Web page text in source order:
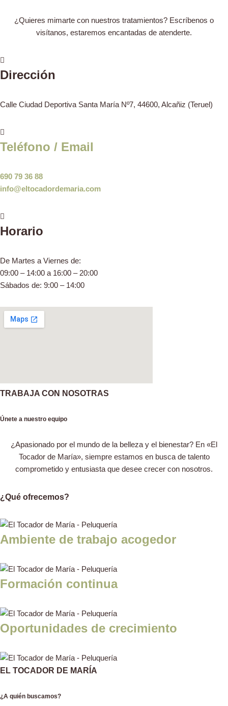
¿Quieres mimarte con nuestros tratamientos? Escríbenos o
visítanos, estaremos encantadas de atenderte.
Dirección
Calle Ciudad Deportiva Santa María Nº7, 44600, Alcañiz (Teruel)
Teléfono / Email
690 79 36 88
info@eltocadordemaria.com
Horario
De Martes a Viernes de:
09:00 – 14:00 a 16:00 – 20:00
Sábados de: 9:00 – 14:00
TRABAJA CON NOSOTRAS
Únete a nuestro equipo
¿Apasionado por el mundo de la belleza y el bienestar? En «El
Tocador de María», siempre estamos en busca de talento
comprometido y entusiasta que desee crecer con nosotros.
¿Qué ofrecemos?
Ambiente de trabajo acogedor
Formación continua
Oportunidades de crecimiento
EL TOCADOR DE MARÍA
¿A quién buscamos?